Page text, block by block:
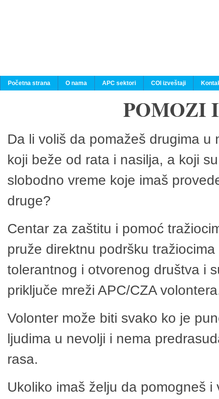
Početna strana O nama APC sektori COI izveštaji
POMOZI
Da li voliš da pomažeš drugima
koji beže od rata i nasilja, a koji
slobodno vreme koje imaš
druge?
Centar za zaštitu i pomoć
pruže direktnu podršku
tolerantnog i otvorenog društva i
priključe mreži APC/CZA
Volonter može biti svako ko je
ljudima u nevolji i nema
rasa.
Ukoliko imaš želju da pomogneš